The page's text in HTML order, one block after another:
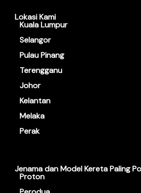
Lokasi Kami
Kuala Lumpur
Selangor
Pulau Pinang
Terengganu
Johor
Kelantan
Melaka
Perak
Jenama dan Model Kereta Paling
Proton